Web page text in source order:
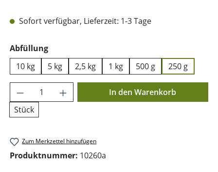
Sofort verfügbar, Lieferzeit: 1-3 Tage
Abfüllungauswählen
10 kg
5 kg 2,5 kg 1 kg 500 g 250 g
Produkt Anzahl: Gib den gewünschten
Stück
In den Warenkorb
Zum Merkzettel hinzufügen
Produktnummer: 10260a